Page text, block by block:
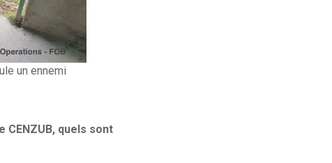
un ennemi
CENZUB, quels sont